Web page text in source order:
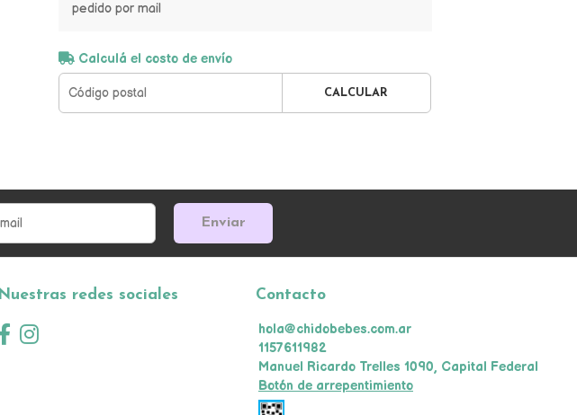
pedido por mail
Calculá el costo de envío
CALCULAR
Enviar
Nuestras redes sociales Contacto
hola@chidobebes.com.ar
1157611982
Manuel Ricardo Trelles 1090, Capital Federal
Botón de arrepentimiento